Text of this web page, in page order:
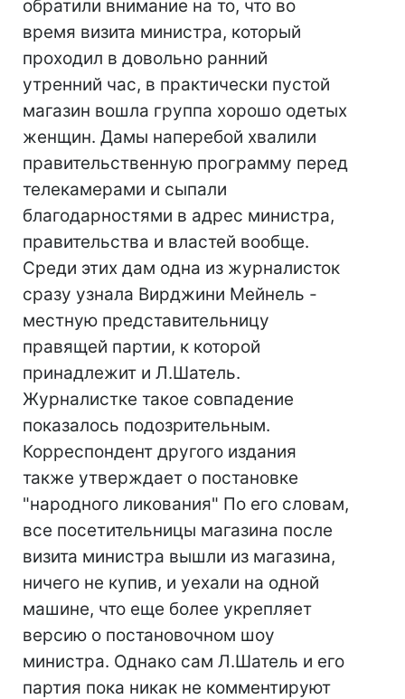
обратили внимание на то, что во
время визита министра, который
проходил в довольно ранний
утренний час, в практически пустой
магазин вошла группа хорошо одетых
женщин. Дамы наперебой хвалили
правительственную программу перед
телекамерами и сыпали
благодарностями в адрес министра,
правительства и властей вообще.
Среди этих дам одна из журналисток
сразу узнала Вирджини Мейнель -
местную представительницу
правящей партии, к которой
принадлежит и Л.Шатель.
Журналистке такое совпадение
показалось подозрительным.
Корреспондент другого издания
также утверждает о постановке
"народного ликования" По его словам,
все посетительницы магазина после
визита министра вышли из магазина,
ничего не купив, и уехали на одной
машине, что еще более укрепляет
версию о постановочном шоу
министра. Однако сам Л.Шатель и его
партия пока никак не комментируют